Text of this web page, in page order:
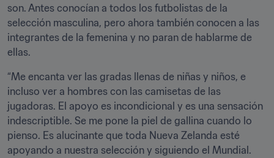
son. Antes conocían a todos los futbolistas de la
selección masculina, pero ahora también conocen a las
integrantes de la femenina y no paran de hablarme de
ellas.
“Me encanta ver las gradas llenas de niñas y niños, e
incluso ver a hombres con las camisetas de las
jugadoras. El apoyo es incondicional y es una sensación
indescriptible. Se me pone la piel de gallina cuando lo
pienso. Es alucinante que toda Nueva Zelanda esté
apoyando a nuestra selección y siguiendo el Mundial.